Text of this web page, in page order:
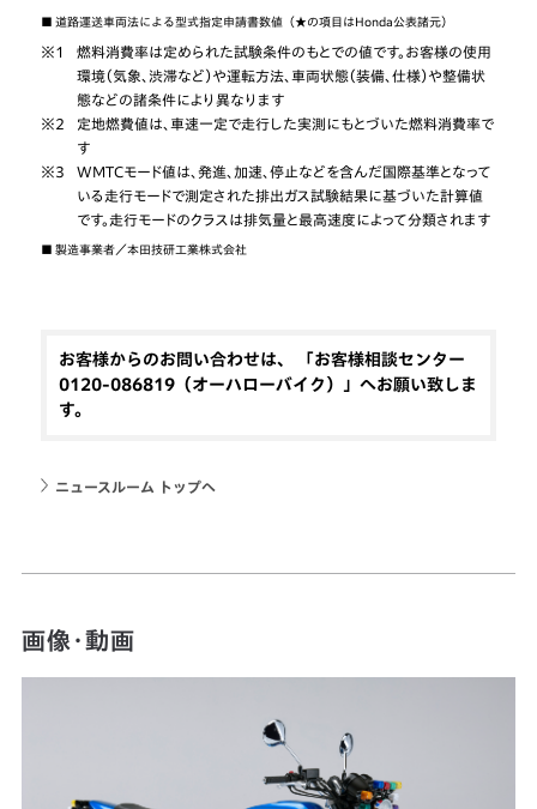
■ 道路運送車両法による型式指定申請書数値（★の項目はHonda公表諸元）
※1
燃料消費率は定められた試験条件のもとでの値です。お客様の使用
環境（気象、渋滞など）や運転方法、車両状態（装備、仕様）や整備状
態などの諸条件により異なります
※2
定地燃費値は、車速一定で走行した実測にもとづいた燃料消費率で
す
※3
WMTCモード値は、発進、加速、停止などを含んだ国際基準となって
いる走行モードで測定された排出ガス試験結果に基づいた計算値
です。走行モードのクラスは排気量と最高速度によって分類されます
■ 製造事業者／本田技研工業株式会社
お客様からのお問い合わせは、 「お客様相談センター
0120-086819（オーハローバイク）」へお願い致しま
す。
ニュースルーム トップへ
画像・動画